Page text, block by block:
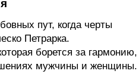
пут, когда черты
Петрарка.
борется за гармонию,
мужчины и женщины.